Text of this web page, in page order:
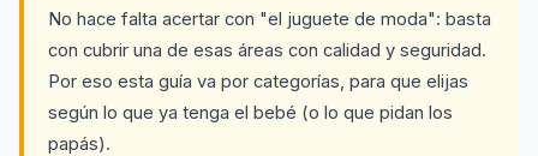
No hace falta acertar con "el juguete de moda": basta
con cubrir una de esas áreas con calidad y seguridad.
Por eso esta guía va por categorías, para que elijas
según lo que ya tenga el bebé (o lo que pidan los
papás).